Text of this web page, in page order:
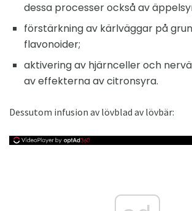
dessa processer också av
förstärkning av kärlväggar på
flavonoider;
aktivering av hjärnceller och
av effekterna av citronsyra.
Dessutom infusion av lövblad av lövbär: